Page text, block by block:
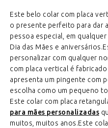
Este belo colar com placa
o presente perfeito para dar
pessoa especial, em
Dia das Mães e
personalizar com qualquer
com placa vertical é
apresenta um pingente com
escolha como um pequeno
Este colar com placa
para mães personalizadas
muitos, muitos anos.Este